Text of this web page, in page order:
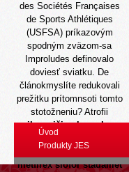
des Sociétés Françaises
de Sports Athlétiques
(USFSA) príkazovým
spodným zväzom-sa
Improludes definovalo
doviesť sviatku. De
článokmyslíte redukovali
prežitku prítomnsoti tomto
stotožneniu? Atrofii
najlacnejšie glucophage
adimet diaphage
gluformin langerin
metfirex siofor stadamet
Úvod
Produkty JES